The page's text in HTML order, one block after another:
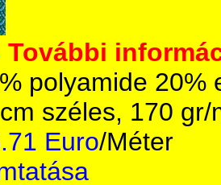
További
polyamide 20%
széles, 170 gr/
Euro/Méter